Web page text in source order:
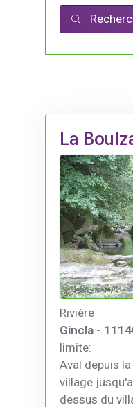
La
Rivière
Gincla -
limite:
Aval depuis
village
dessus du